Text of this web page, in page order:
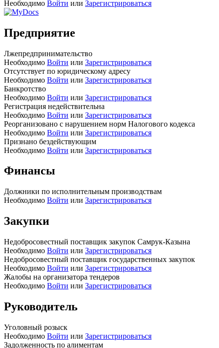
Необходимо Войти или Зарегистрироваться
Предприятие
Лжепредпринимательство
Необходимо Войти или Зарегистрироваться
Отсутствует по юридическому адресу
Необходимо Войти или Зарегистрироваться
Банкротство
Необходимо Войти или Зарегистрироваться
Регистрация недействительна
Необходимо Войти или Зарегистрироваться
Реорганизовано с нарушением норм Налогового кодекса
Необходимо Войти или Зарегистрироваться
Признано бездействующим
Необходимо Войти или Зарегистрироваться
Финансы
Должники по исполнительным производствам
Необходимо Войти или Зарегистрироваться
Закупки
Недобросовестный поставщик закупок Самрук-Казына
Необходимо Войти или Зарегистрироваться
Недобросовестный поставщик государственных закупок
Необходимо Войти или Зарегистрироваться
Жалобы на организатора тендеров
Необходимо Войти или Зарегистрироваться
Руководитель
Уголовный розыск
Необходимо Войти или Зарегистрироваться
Задолженность по алиментам